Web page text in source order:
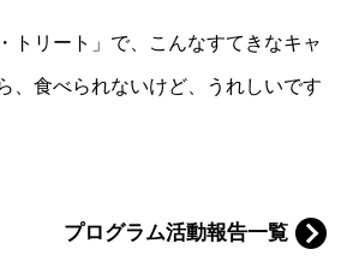
トリート」で、こんなすてきなキャ
、食べられないけど、うれしいです
プログラム活動報告一覧